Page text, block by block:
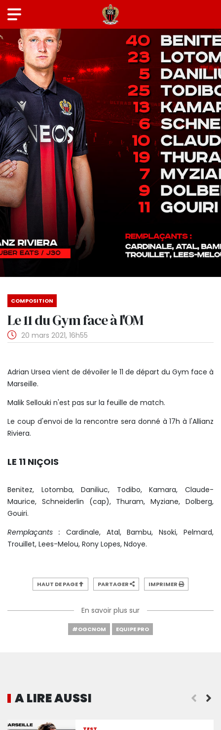
COMPOSITION
Le 11 du Gym face à l'OM
20 mars 2021, 16h55
Adrian Ursea vient de dévoiler le 11 de départ du Gym face à
Marseille.
Malik Sellouki n'est pas sur la feuille de match.
Le coup d'envoi de la rencontre sera donné à 17h à l'Allianz
Riviera.
LE 11 NIÇOIS
Benitez, Lotomba, Daniliuc, Todibo, Kamara, Claude-
Maurice, Schneiderlin (cap), Thuram, Myziane, Dolberg,
Gouiri.
Remplaçants : Cardinale, Atal, Bambu, Nsoki, Pelmard,
Trouillet, Lees-Melou, Rony Lopes, Ndoye.
HAUT DE PAGE PARTAGER IMPRIMER
En savoir plus sur
#OGCNOM EQUIPE PRO
A LIRE AUSSI
Le message de Dante